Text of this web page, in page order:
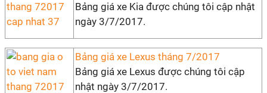
Bảng giá xe Kia được chúng tôi cập nhật
ngày 3/7/2017.
Bảng giá xe Lexus tháng 7/2017
Bảng giá xe Lexus được chúng tôi cập
nhật ngày 3/7/2017.